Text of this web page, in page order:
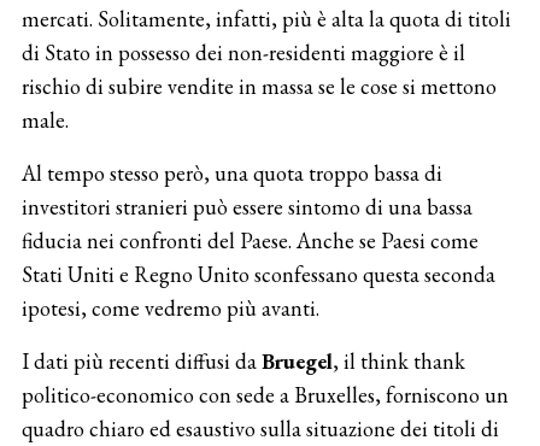
mercati. Solitamente, infatti, più è alta la quota di titoli
di Stato in possesso dei non-residenti maggiore è il
rischio di subire vendite in massa se le cose si mettono
male.
Al tempo stesso però, una quota troppo bassa di
investitori stranieri può essere sintomo di una bassa
fiducia nei confronti del Paese. Anche se Paesi come
Stati Uniti e Regno Unito sconfessano questa seconda
ipotesi, come vedremo più avanti.
I dati più recenti diffusi daBruegel, il think thank
politico-economico con sede a Bruxelles, forniscono un
quadro chiaro ed esaustivo sulla situazione dei titoli di